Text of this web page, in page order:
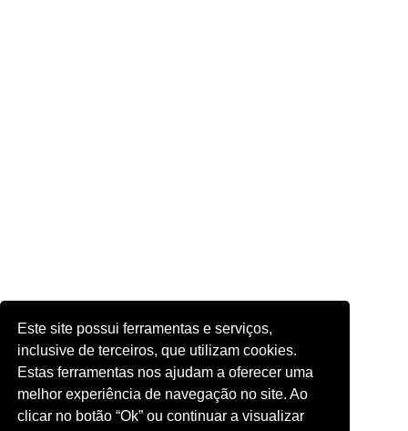
Este site possui ferramentas e serviços,
inclusive de terceiros, que utilizam cookies.
Estas ferramentas nos ajudam a oferecer uma
melhor experiência de navegação no site. Ao
clicar no botão “Ok” ou continuar a visualizar